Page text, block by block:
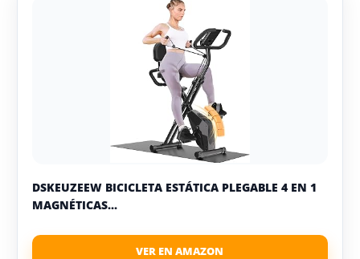
DSKEUZEEW BICICLETA ESTÁTICA PLEGABLE 4 EN 1
MAGNÉTICAS...